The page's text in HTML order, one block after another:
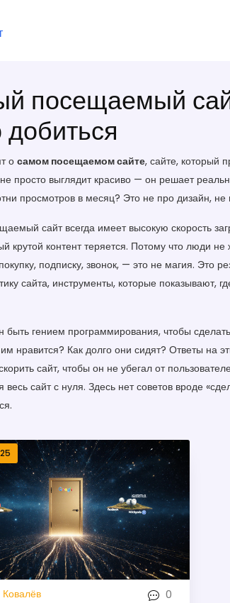
посещаемый
добиться
о самом посещаемом сайте, сайте, который
просто выглядит красиво — он решает
просмотров в месяц? Это не про дизайн,
сайт всегда имеет высокую скорость
крутой контент теряется. Потому что люди
подписку, звонок, — это не магия. Это
сайта, инструменты, которые показывают,
быть гением программирования, чтобы
нравится? Как долго они сидят? Ответы на
сайт, чтобы он не убегал от
весь сайт с нуля. Здесь нет советов вроде
0